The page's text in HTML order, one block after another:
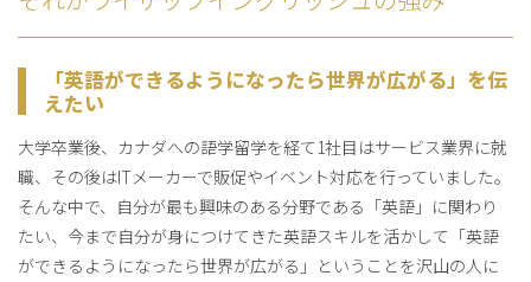
「英語ができるようになったら世界が広がる」を伝
えたい
大学卒業後、カナダへの語学留学を経て1社目はサービス業界に就
職、その後はITメーカーで販促やイベント対応を行っていました。
そんな中で、自分が最も興味のある分野である「英語」に関わり
たい、今まで自分が身につけてきた英語スキルを活かして「英語
ができるようになったら世界が広がる」ということを沢山の人に